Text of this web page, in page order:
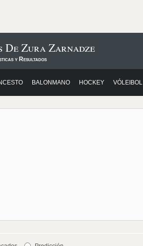
De Zura Zarnadze
y Resultados
BALONMANO HOCKEY VÓLEIBOL